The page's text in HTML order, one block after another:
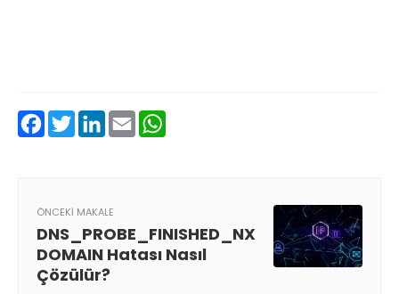
Facebook
Twitter
LinkedIn
Email
ÖNCEKI MAKALE
DNS_PROBE_FINISHED_NX
DOMAIN Hatası Nasıl
Çözülür?